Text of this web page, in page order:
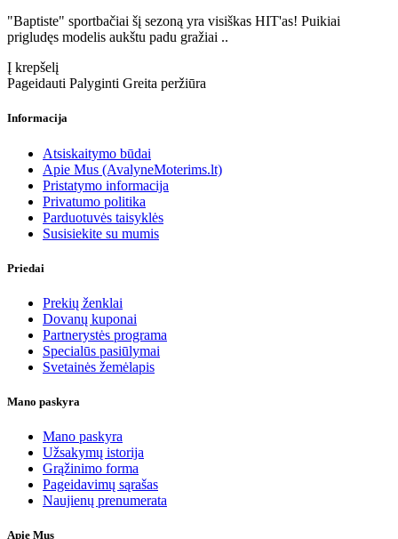
"Baptiste" sportbačiai šį sezoną yra visiškas HIT'as! Puikiai
prigludęs modelis aukštu padu gražiai ..
Į krepšelį
Pageidauti Palyginti Greita peržiūra
Informacija
Atsiskaitymo būdai
Apie Mus (AvalyneMoterims.lt)
Pristatymo informacija
Privatumo politika
Parduotuvės taisyklės
Susisiekite su mumis
Priedai
Prekių ženklai
Dovanų kuponai
Partnerystės programa
Specialūs pasiūlymai
Svetainės žemėlapis
Mano paskyra
Mano paskyra
Užsakymų istorija
Grąžinimo forma
Pageidavimų sąrašas
Naujienų prenumerata
Apie Mus